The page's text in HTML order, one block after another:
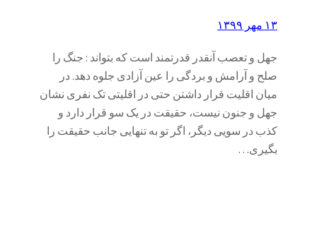
۱۳ مهر ۱۳۹۹
جهل و تعصب آنقدر قدرتمند است که بتواند : جنگ را
صلح و آرامش و بردگی را عین آزادی جلوه دهد. در
میان اقلیت قرار داشتن حتی در اقلیتی تک نفری نشان
جهل و جنون نیست، حقیقت در یک سو قرار دارد و
کذب در سویی دیگر، اگر تو به تنهایی جانب حقیقت را
بگیری…